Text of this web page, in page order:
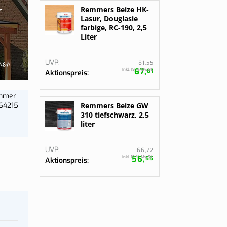
Bestelle jetzt
Remmers Beize HK-
Lasur, Douglasie
farbige, RC-190, 2,5
Liter
UVP 81,55
Aktionspreis 67,81
Inkl. 19 % MwSt.
Remmers Beize GW
310 tiefschwarz, 2,5
liter
UVP 66,72
Aktionspreis 56,55
Inkl. 19 % MwSt.